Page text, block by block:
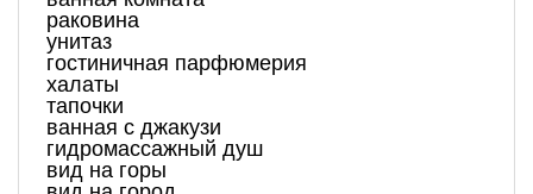
раковина
унитаз
гостиничная парфюмерия
халаты
тапочки
ванная с джакузи
гидромассажный душ
вид на горы